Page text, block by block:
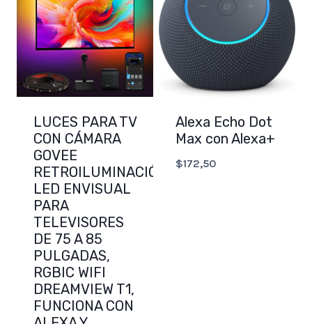
LUCES PARA TV
CON CÁMARA
GOVEE
RETROILUMINACIÓN
LED ENVISUAL
PARA
TELEVISORES
DE 75 A 85
PULGADAS,
RGBIC WIFI
DREAMVIEW T1,
FUNCIONA CON
Alexa Echo Dot
Max con Alexa+
$172,50